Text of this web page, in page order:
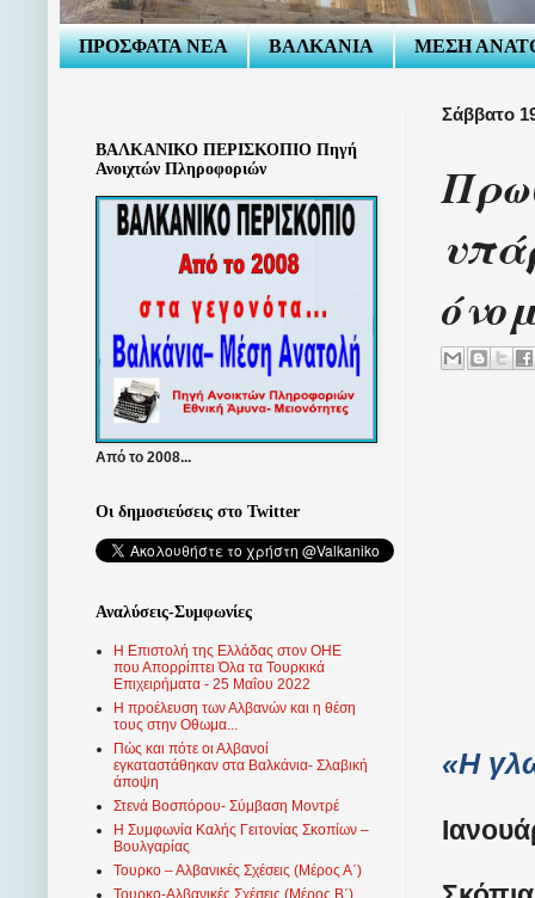
ΠΡΟΣΦΑΤΑ ΝΕΑ ΒΑΛΚΑΝΙΑ ΜΕΣΗ
Σάββατο
«Η
ΒΑΛΚΑΝΙΚΟ ΠΕΡΙΣΚΟΠΙΟ Πηγή
Ανοιχτών Πληροφοριών
Από το 2008...
Οι δημοσιεύσεις στο Twitter
Αναλύσεις-Συμφωνίες
Η Επιστολή της Ελλάδας στον ΟΗΕ
που Απορρίπτει Όλα τα Τουρκικά
Επιχειρήματα - 25 Μαΐου 2022
Η προέλευση των Αλβανών και η θέση
τους στην Οθωμα...
Πώς και πότε οι Αλβανοί
εγκαταστάθηκαν στα Βαλκάνια- Σλαβική
άποψη
Στενά Βοσπόρου- Σύμβαση Μοντρέ
Η Συμφωνία Καλής Γειτονίας Σκοπίων –
Βουλγαρίας
Τουρκο – Αλβανικές Σχέσεις (Mέρος Α΄)
Τουρκο-Αλβανικές Σχέσεις (Μέρος Β΄)